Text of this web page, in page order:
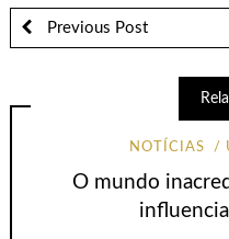
Previous Post
NOTÍCIAS
O mundo